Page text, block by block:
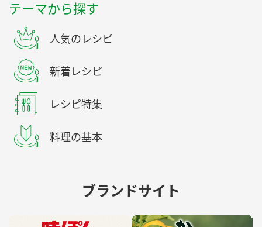
テーマから探す
人気のレシピ
新着レシピ
レシピ特集
料理の基本
ブランドサイト